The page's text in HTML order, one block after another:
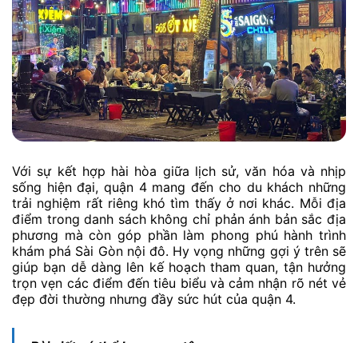
Với sự kết hợp hài hòa giữa lịch sử, văn hóa và nhịp
sống hiện đại, quận 4 mang đến cho du khách những
trải nghiệm rất riêng khó tìm thấy ở nơi khác. Mỗi địa
điểm trong danh sách không chỉ phản ánh bản sắc địa
phương mà còn góp phần làm phong phú hành trình
khám phá Sài Gòn nội đô. Hy vọng những gợi ý trên sẽ
giúp bạn dễ dàng lên kế hoạch tham quan, tận hưởng
trọn vẹn các điểm đến tiêu biểu và cảm nhận rõ nét vẻ
đẹp đời thường nhưng đầy sức hút của quận 4.